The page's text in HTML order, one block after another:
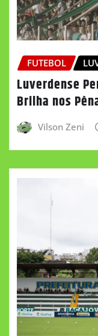
FUTEBOL
Luverdense
Brilha nos
Vilson Zeni